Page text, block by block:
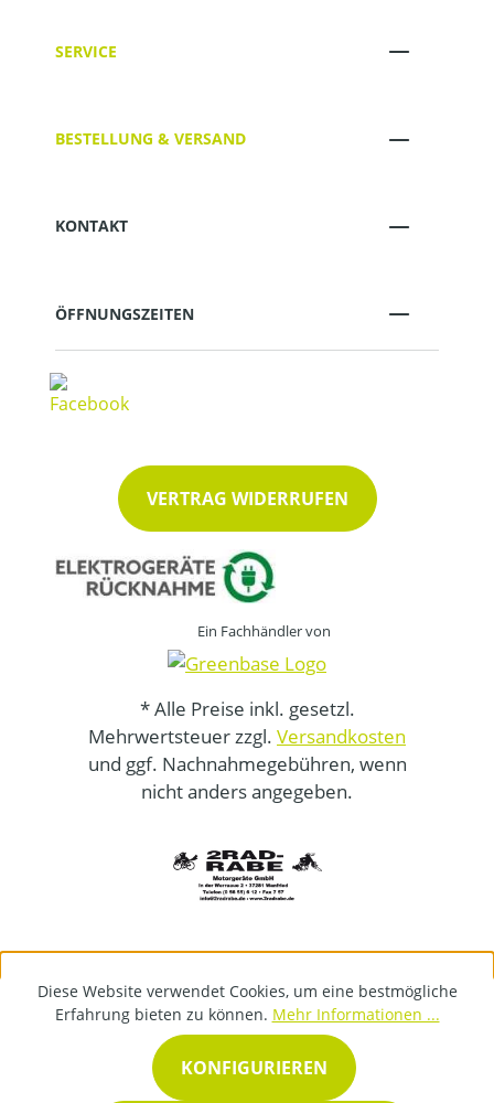
SERVICE
BESTELLUNG & VERSAND
KONTAKT
ÖFFNUNGSZEITEN
VERTRAG WIDERRUFEN
Ein Fachhändler von
* Alle Preise inkl. gesetzl.
Mehrwertsteuer zzgl. Versandkosten
und ggf. Nachnahmegebühren, wenn
nicht anders angegeben.
Diese Website verwendet Cookies, um eine bestmögliche
Erfahrung bieten zu können. Mehr Informationen ...
KONFIGURIEREN